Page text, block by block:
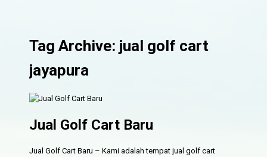
Tag Archive: jual golf cart
jayapura
Jual Golf Cart Baru
Jual Golf Cart Baru – Kami adalah tempat jual golf cart